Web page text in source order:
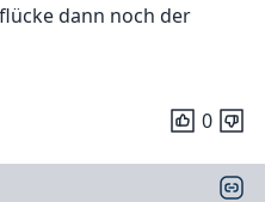
dann noch der
0